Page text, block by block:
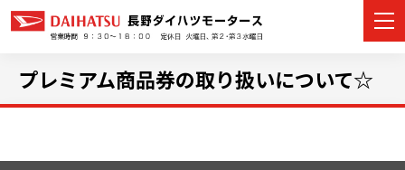
プレミアム商品券の取り扱いについて☆